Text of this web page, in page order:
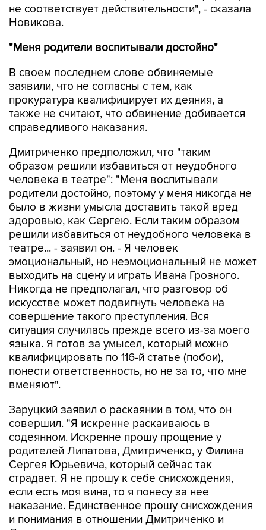
не соответствует действительности", - сказала
Новикова.
"Меня родители воспитывали достойно"
В своем последнем слове обвиняемые
заявили, что не согласны с тем, как
прокуратура квалифицирует их деяния, а
также не считают, что обвинение добивается
справедливого наказания.
Дмитриченко предположил, что "таким
образом решили избавиться от неудобного
человека в театре": "Меня воспитывали
родители достойно, поэтому у меня никогда не
было в жизни умысла доставить такой вред
здоровью, как Сергею. Если таким образом
решили избавиться от неудобного человека в
театре... - заявил он. - Я человек
эмоциональный, но неэмоциональный не может
выходить на сцену и играть Ивана Грозного.
Никогда не предполагал, что разговор об
искусстве может подвигнуть человека на
совершение такого преступления. Вся
ситуация случилась прежде всего из-за моего
языка. Я готов за умысел, который можно
квалифицировать по 116-й статье (побои),
понести ответственность, но не за то, что мне
вменяют".
Заруцкий заявил о раскаянии в том, что он
совершил. "Я искренне раскаиваюсь в
содеянном. Искренне прошу прощение у
родителей Липатова, Дмитриченко, у Филина
Сергея Юрьевича, который сейчас так
страдает. Я не прошу к себе снисхождения,
если есть моя вина, то я понесу за нее
наказание. Единственное прошу снисхождения
и понимания в отношении Дмитриченко и